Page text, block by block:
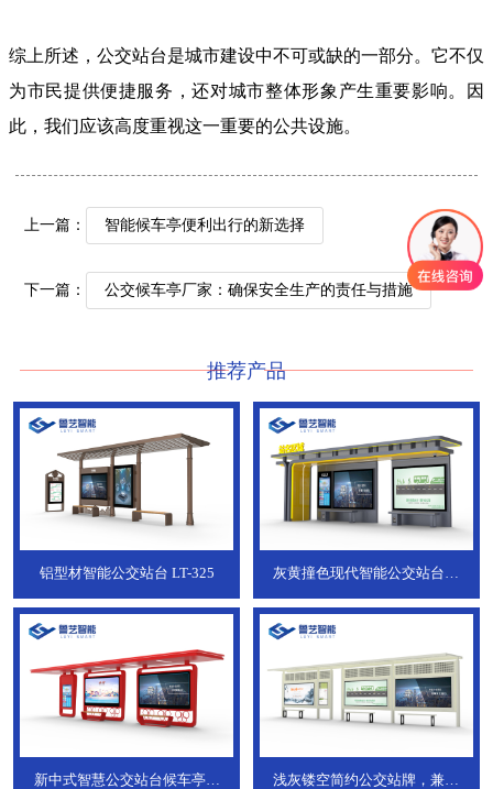
综上所述，公交站台是城市建设中不可或缺的一部分。它不仅
为市民提供便捷服务，还对城市整体形象产生重要影响。因
此，我们应该高度重视这一重要的公共设施。
上一篇： 智能候车亭便利出行的新选择
下一篇： 公交候车亭厂家：确保安全生产的责任与措施
推荐产品
铝型材智能公交站台 LT-325
灰黄撞色现代智能公交站台，
新中式智慧公交站台候车亭，
浅灰镂空简约公交站牌，兼具